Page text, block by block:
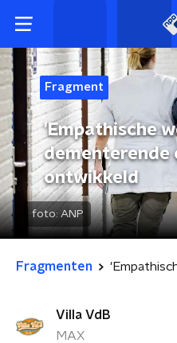
Fragment
'Empathische
dementerende
ontwikkeld
foto: ANP
Fragmenten
Villa VdB
MAX